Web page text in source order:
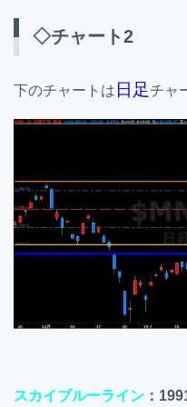
◇チャート2
下のチャートは 日足 チャ
スカイブルーライン ：